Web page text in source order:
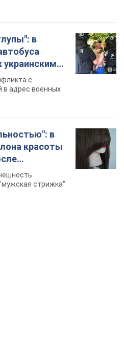
в
красоты
скандал.
стрижка"